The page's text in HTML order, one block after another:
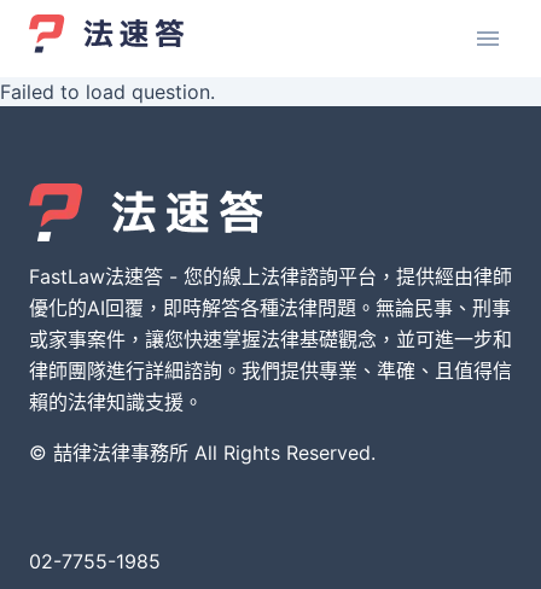
Failed to load question.
FastLaw法速答 - 您的線上法律諮詢平台，提供經由律師
優化的AI回覆，即時解答各種法律問題。無論民事、刑事
或家事案件，讓您快速掌握法律基礎觀念，並可進一步和
律師團隊進行詳細諮詢。我們提供專業、準確、且值得信
賴的法律知識支援。
© 喆律法律事務所 All Rights Reserved.
02-7755-1985